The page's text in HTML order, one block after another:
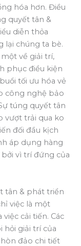
hóa hơn. Điều
quyết tân &
diễn thỏa
lại chúng ta bè.
về giải trí,
phục điều kiện
tối ưu hóa vẻ
công nghệ bảo
túng quyết tân
vượt trải qua ko
đối đầu kịch
áp dụng hàng
bởi vì trí đứng của
tân & phát triển
việc là một
cải tiến. Các
hỏi giải trí của
đảo chi tiết